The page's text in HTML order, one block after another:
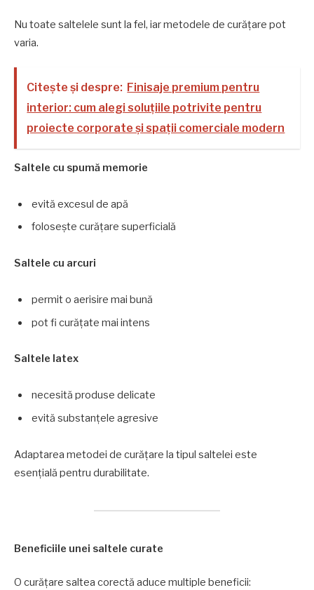
Nu toate saltelele sunt la fel, iar metodele de curățare pot
varia.
Citește și despre: Finisaje premium pentru
interior: cum alegi soluțiile potrivite pentru
proiecte corporate și spații comerciale modern
Saltele cu spumă memorie
evită excesul de apă
folosește curățare superficială
Saltele cu arcuri
permit o aerisire mai bună
pot fi curățate mai intens
Saltele latex
necesită produse delicate
evită substanțele agresive
Adaptarea metodei de curățare la tipul saltelei este
esențială pentru durabilitate.
Beneficiile unei saltele curate
O curățare saltea corectă aduce multiple beneficii: